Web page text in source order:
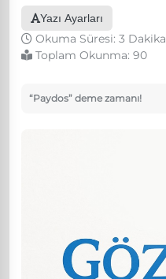
Yazı Ayarları
Okuma Süresi: 3 Dakika
Toplam Okunma: 90
“Paydos” deme zamanı!